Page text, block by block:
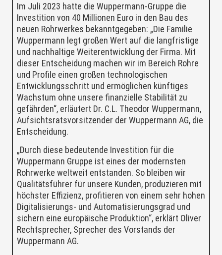
Im Juli 2023 hatte die Wuppermann-Gruppe die
Investition von 40 Millionen Euro in den Bau des
neuen Rohrwerkes bekanntgegeben: „Die Familie
Wuppermann legt großen Wert auf die langfristige
und nachhaltige Weiterentwicklung der Firma. Mit
dieser Entscheidung machen wir im Bereich Rohre
und Profile einen großen technologischen
Entwicklungsschritt und ermöglichen künftiges
Wachstum ohne unsere finanzielle Stabilität zu
gefährden“, erläutert Dr. C.L. Theodor Wuppermann,
Aufsichtsratsvorsitzender der Wuppermann AG, die
Entscheidung.
„Durch diese bedeutende Investition für die
Wuppermann Gruppe ist eines der modernsten
Rohrwerke weltweit entstanden. So bleiben wir
Qualitätsführer für unsere Kunden, produzieren mit
höchster Effizienz, profitieren von einem sehr hohen
Digitalisierungs- und Automatisierungsgrad und
sichern eine europäische Produktion“, erklärt Oliver
Rechtsprecher, Sprecher des Vorstands der
Wuppermann AG.